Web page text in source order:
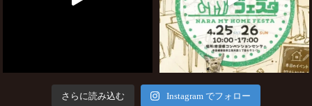
さらに読み込む Instagram でフォロー